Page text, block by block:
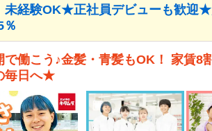
未経験OK★正社員デビューも歓
％
で働こう♪金髪・青髪もOK！ 家賃8
毎日へ★